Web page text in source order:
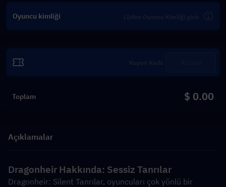
Oyuncu kimliği
Toplam $ 0.00
Açıklamalar
Dragonheir Hakkında: Sessiz Tanrılar
Dragonheir: Silent Tanrılar, oyuncuları çok yönlü bir